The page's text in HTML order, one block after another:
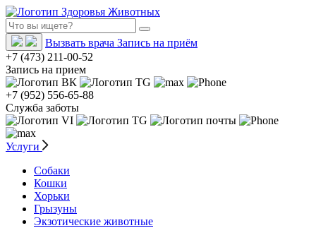
Вызвать врача Запись на приём
+7 (473) 211-00-52
Запись на прием
+7 (952) 556-65-88
Служба заботы
Услуги
Собаки
Кошки
Хорьки
Грызуны
Экзотические животные